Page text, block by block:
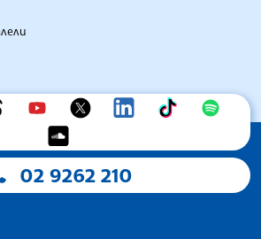
02 9262 210